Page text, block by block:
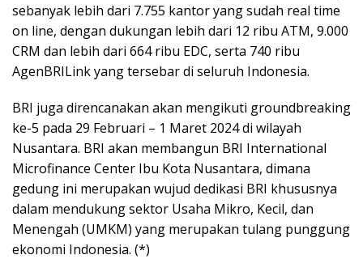
sebanyak lebih dari 7.755 kantor yang sudah real time
on line, dengan dukungan lebih dari 12 ribu ATM, 9.000
CRM dan lebih dari 664 ribu EDC, serta 740 ribu
AgenBRILink yang tersebar di seluruh Indonesia.
BRI juga direncanakan akan mengikuti groundbreaking
ke-5 pada 29 Februari – 1 Maret 2024 di wilayah
Nusantara. BRI akan membangun BRI International
Microfinance Center Ibu Kota Nusantara, dimana
gedung ini merupakan wujud dedikasi BRI khususnya
dalam mendukung sektor Usaha Mikro, Kecil, dan
Menengah (UMKM) yang merupakan tulang punggung
ekonomi Indonesia. (*)